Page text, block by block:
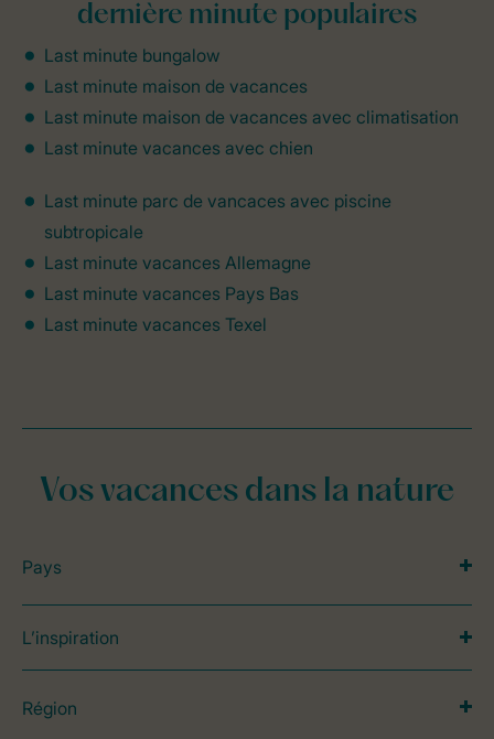
dernière minute populaires
Last minute bungalow
Last minute maison de vacances
Last minute maison de vacances avec climatisation
Last minute vacances avec chien
Last minute parc de vancaces avec piscine
subtropicale
Last minute vacances Allemagne
Last minute vacances Pays Bas
Last minute vacances Texel
Vos vacances dans la nature
Pays
L’inspiration
Région